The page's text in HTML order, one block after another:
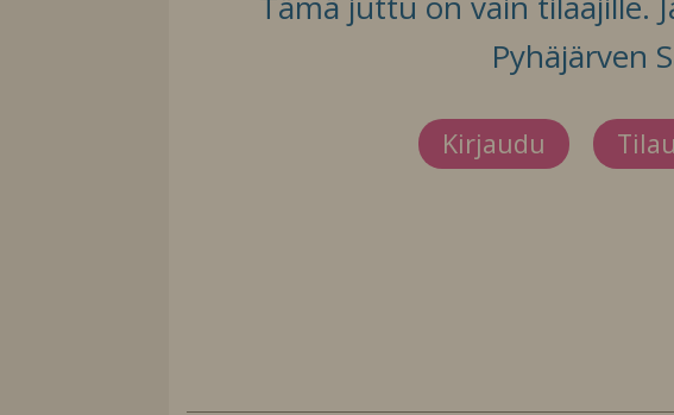
Pyhäjärven
Kirjaudu